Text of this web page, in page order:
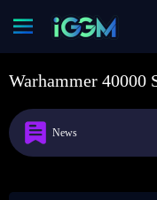
Warhammer 40000
News